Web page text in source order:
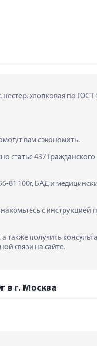
хлопковая по ГОСТ
вам сэкономить.
статье 437 Гражданского
81 100г, БАД и
с инструкцией
а также получить
связи на сайте.
в г. Москва